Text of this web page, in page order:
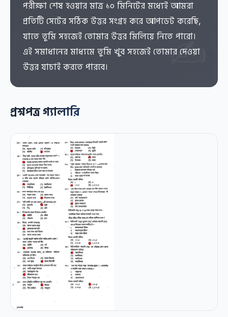
পরীক্ষা শেষ হওয়ার মাত্র ১০ মিনিটের মধ্যেই আমরা
প্রতিটি সেটের সঠিক উত্তর সংগ্রহ করে আপডেট করেছি,
যাতে তুমি সহজেই তোমার উত্তর মিলিয়ে নিতে পারো।
এই সমাধানের মাধ্যমে তুমি খুব সহজেই তোমার দেওয়া
উত্তর যাচাই করতে পারবে।
প্রশ্নপত্র গ্যালারি